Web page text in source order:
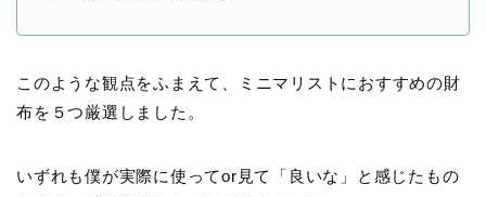
このような観点をふまえて、ミニマリストにおすすめの財
布を５つ厳選しました。
いずれも僕が実際に使ってor見て「良いな」と感じたもの